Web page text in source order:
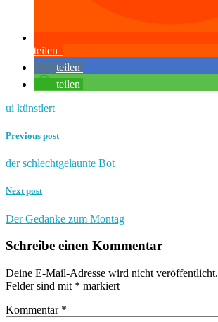
teilen
teilen
teilen
ui künstlert
Previous post
der schlechtgelaunte Bot
Next post
Der Gedanke zum Montag
Schreibe einen Kommentar
Deine E-Mail-Adresse wird nicht veröffentlicht.
Felder sind mit * markiert
Kommentar *